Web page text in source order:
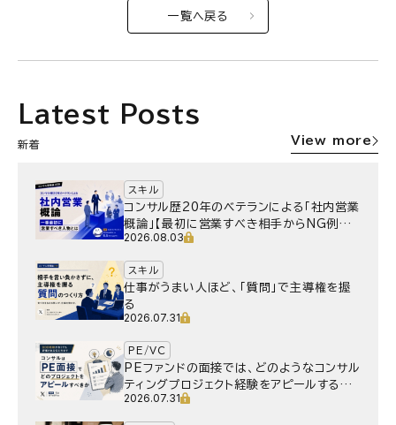
一覧へ戻る
Latest Posts
新着 View more
スキル
コンサル歴20年のベテランによる「社内営業
概論」【最初に営業すべき相手からNG例ま
で】
2026.08.03
スキル
仕事がうまい人ほど、「質問」で主導権を握
る
2026.07.31
PE/VC
PEファンドの面接では、どのようなコンサル
ティングプロジェクト経験をアピールするべ
きか
2026.07.31